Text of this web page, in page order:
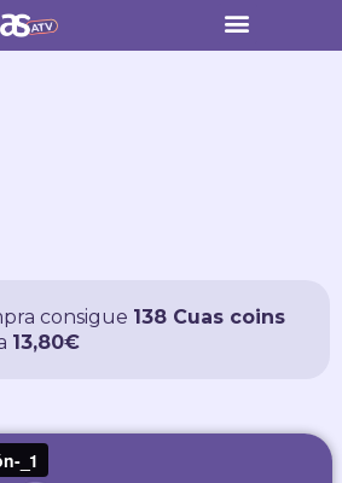
consigue 138 Cuas coins
13,80€